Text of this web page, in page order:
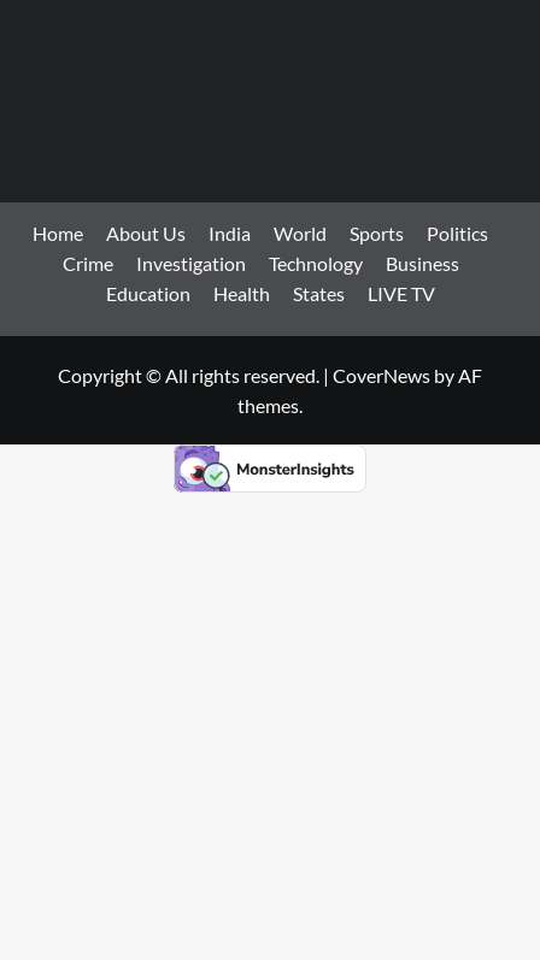
Home About Us India World Sports
Politics
Crime
Investigation Technology
Business
Education
Health States LIVE TV
Copyright © All rights reserved. | CoverNews by AF
themes.